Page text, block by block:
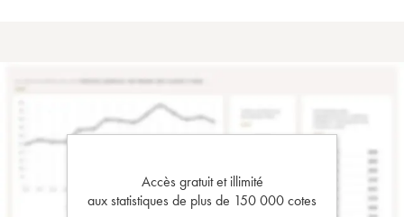
Accès gratuit et illimité
aux statistiques de plus de 150 000 cotes